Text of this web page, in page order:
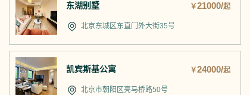
东湖别墅 ￥21000/起
北京东城区东直门外大街35号
凯宾斯基公寓 ￥24000/起
北京市朝阳区亮马桥路50号